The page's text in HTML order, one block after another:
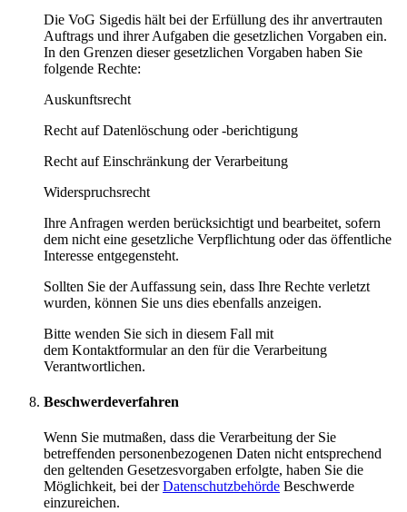
Die VoG Sigedis hält bei der Erfüllung des ihr anvertrauten
Auftrags und ihrer Aufgaben die gesetzlichen Vorgaben ein.
In den Grenzen dieser gesetzlichen Vorgaben haben Sie
folgende Rechte:
Auskunftsrecht
Recht auf Datenlöschung oder -berichtigung
Recht auf Einschränkung der Verarbeitung
Widerspruchsrecht
Ihre Anfragen werden berücksichtigt und bearbeitet, sofern
dem nicht eine gesetzliche Verpflichtung oder das öffentliche
Interesse entgegensteht.
Sollten Sie der Auffassung sein, dass Ihre Rechte verletzt
wurden, können Sie uns dies ebenfalls anzeigen.
Bitte wenden Sie sich in diesem Fall mit
dem Kontaktformular an den für die Verarbeitung
Verantwortlichen.
Beschwerdeverfahren
Wenn Sie mutmaßen, dass die Verarbeitung der Sie
betreffenden personenbezogenen Daten nicht entsprechend
den geltenden Gesetzesvorgaben erfolgte, haben Sie die
Möglichkeit, bei derDatenschutzbehörde Beschwerde
einzureichen.